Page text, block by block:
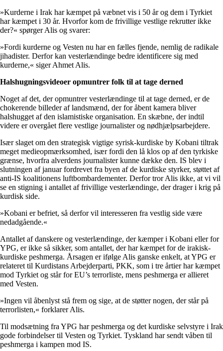
»Kurderne i Irak har kæmpet på væbnet vis i 50 år og dem i Tyrkiet
har kæmpet i 30 år. Hvorfor kom de frivillige vestlige rekrutter ikke
der?« spørger Alis og svarer:
»Fordi kurderne og Vesten nu har en fælles fjende, nemlig de radikale
jihadister. Derfor kan vesterlændinge bedre identificere sig med
kurderne,« siger Ahmet Alis.
Halshugningsvideoer opmuntrer folk til at tage derned
Noget af det, der opmuntrer vesterlændinge til at tage derned, er de
chokerende billeder af landsmænd, der for åbent kamera bliver
halshugget af den islamistiske organisation. En skæbne, der indtil
videre er overgået flere vestlige journalister og nødhjælpsarbejdere.
Især slaget om den strategisk vigtige syrisk-kurdiske by Kobani tiltrak
meget medieopmærksomhed, især fordi den lå klos op af den tyrkiske
grænse, hvorfra alverdens journalister kunne dække den. IS blev i
slutningen af januar fordrevet fra byen af de kurdiske styrker, støttet af
anti-IS koalitionens luftbombardementer. Derfor tror Alis ikke, at vi vil
se en stigning i antallet af frivillige vesterlændinge, der drager i krig på
kurdisk side.
»Kobani er befriet, så derfor vil interesseren fra vestlig side være
nedadgående.«
Antallet af danskere og vesterlændinge, der kæmper i Kobani eller for
YPG, er ikke så sikker, som antallet, der har kæmpet for de irakisk-
kurdiske peshmerga. Årsagen er ifølge Alis ganske enkelt, at YPG er
relateret til Kurdistans Arbejderparti, PKK, som i tre årtier har kæmpet
mod Tyrkiet og står for EU’s terrorliste, mens peshmerga er allieret
med Vesten.
»Ingen vil åbenlyst stå frem og sige, at de støtter nogen, der står på
terrorlisten,« forklarer Alis.
Til modsætning fra YPG har peshmerga og det kurdiske selvstyre i Irak
gode forbindelser til Vesten og Tyrkiet. Tyskland har sendt våben til
peshmerga i kampen mod IS.